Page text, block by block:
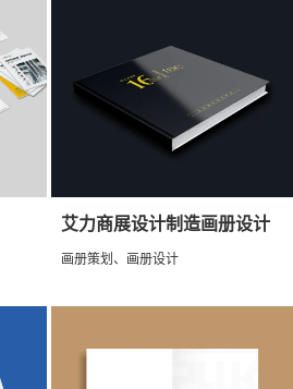
艾力商展设计制造画册设计
画册策划、画册设计